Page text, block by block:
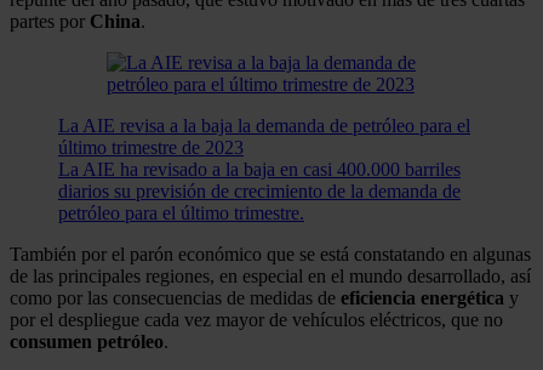
partes por China.
La AIE revisa a la baja la demanda de petróleo para el
último trimestre de 2023
La AIE ha revisado a la baja en casi 400.000 barriles
diarios su previsión de crecimiento de la demanda de
petróleo para el último trimestre.
También por el parón económico que se está constatando en algunas
de las principales regiones, en especial en el mundo desarrollado, así
como por las consecuencias de medidas de eficiencia energética y
por el despliegue cada vez mayor de vehículos eléctricos, que no
consumen petróleo.